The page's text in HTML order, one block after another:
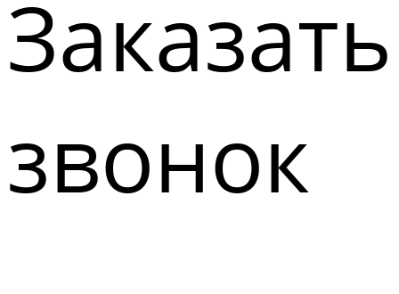
Заказать
звонок